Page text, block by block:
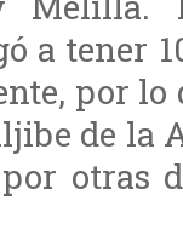
a tener
por
de la
otras